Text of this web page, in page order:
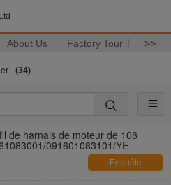
About Us Factory Tour >>
(34)
de harnais de moteur de 108
091601083101/YE
Enquête